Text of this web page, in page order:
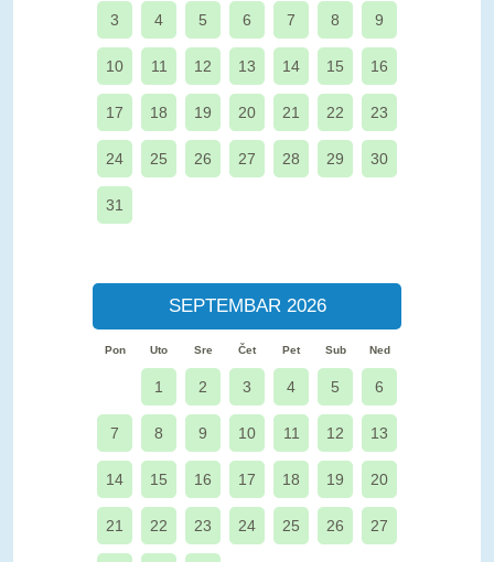
3 4 5 6 7 8 9
10 11 12 13 14 15 16
17 18 19 20 21 22 23
24 25 26 27 28 29 30
31
SEPTEMBAR 2026
Pon Uto Sre Čet Pet Sub Ned
1 2 3 4 5 6
7 8 9 10 11 12 13
14 15 16 17 18 19 20
21 22 23 24 25 26 27